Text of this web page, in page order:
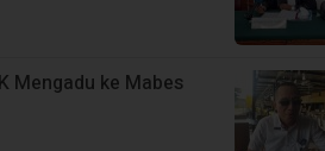
Mengadu ke Mabes